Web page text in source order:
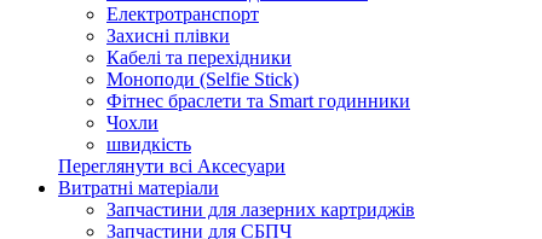
Електротранспорт
Захисні плівки
Кабелі та перехідники
Моноподи (Selfie Stick)
Фітнес браслети та Smart годинники
Чохли
швидкість
Переглянути всі Аксесуари
Витратні матеріали
Запчастини для лазерних картриджів
Запчастини для СБПЧ